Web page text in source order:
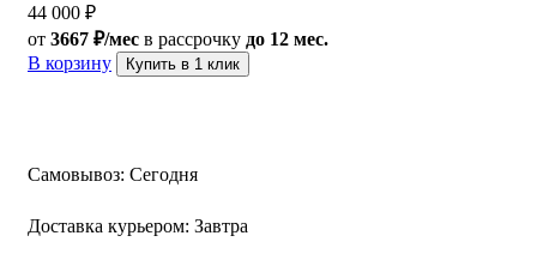
44 000 ₽
от 3667 ₽/мес в рассрочку до 12 мес.
В корзину
Купить в 1 клик
Самовывоз: Сегодня
Доставка курьером: Завтра